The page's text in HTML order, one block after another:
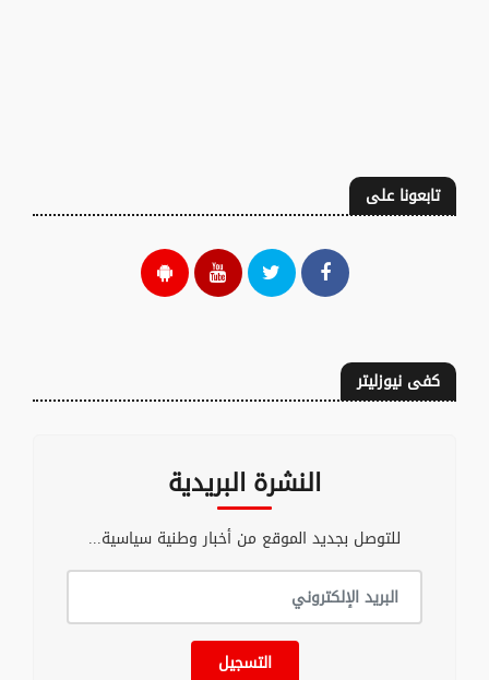
تابعونا على
كفى نيوزليتر
النشرة البريدية
للتوصل بجديد الموقع من أخبار وطنية سياسية...
التسجيل